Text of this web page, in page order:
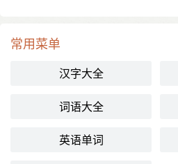
常用菜单
汉字大全
词语大全
英语单词